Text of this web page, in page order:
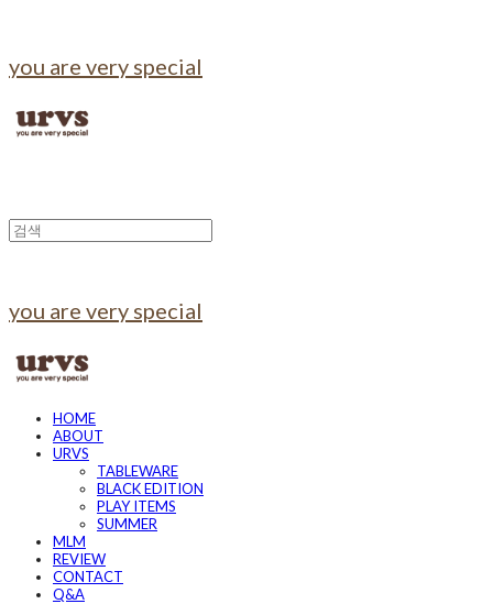
you are very special
you are very special
HOME
ABOUT
URVS
TABLEWARE
BLACK EDITION
PLAY ITEMS
SUMMER
MLM
REVIEW
CONTACT
Q&A